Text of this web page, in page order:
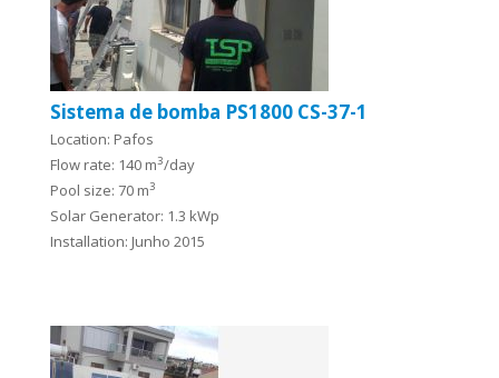
Sistema de bomba PS1800 CS-37-1
Location: Pafos
Flow rate: 140 m3/day
Pool size: 70 m3
Solar Generator: 1.3 kWp
Installation: Junho 2015